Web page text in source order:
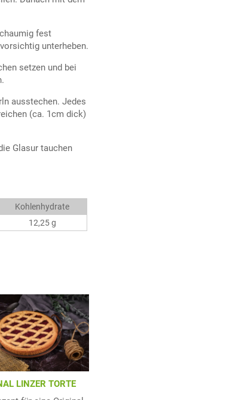
fest
unterheben.
setzen und bei
ausstechen. Jedes
(ca. 1cm dick)
Glasur tauchen
Kohlenhydrate
12,25 g
LINZER TORTE